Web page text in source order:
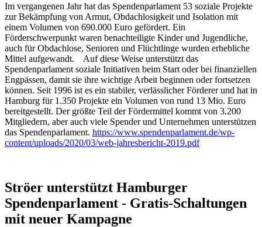
Im vergangenen Jahr hat das Spendenparlament 53 soziale Projekte
zur Bekämpfung von Armut, Obdachlosigkeit und Isolation mit
einem Volumen von 690.000 Euro gefördert. Ein
Förderschwerpunkt waren benachteiligte Kinder und Jugendliche,
auch für Obdachlose, Senioren und Flüchtlinge wurden erhebliche
Mittel aufgewandt. Auf diese Weise unterstützt das
Spendenparlament soziale Initiativen beim Start oder bei finanziellen
Engpässen, damit sie ihre wichtige Arbeit beginnen oder fortsetzen
können. Seit 1996 ist es ein stabiler, verlässlicher Förderer und hat in
Hamburg für 1.350 Projekte ein Volumen von rund 13 Mio. Euro
bereitgestellt. Der größte Teil der Fördermittel kommt von 3.200
Mitgliedern, aber auch viele Spender und Unternehmen unterstützen
das Spendenparlament. https://www.spendenparlament.de/wp-
content/uploads/2020/03/web-jahresbericht-2019.pdf
Ströer unterstützt Hamburger
Spendenparlament - Gratis-Schaltungen
mit neuer Kampagne